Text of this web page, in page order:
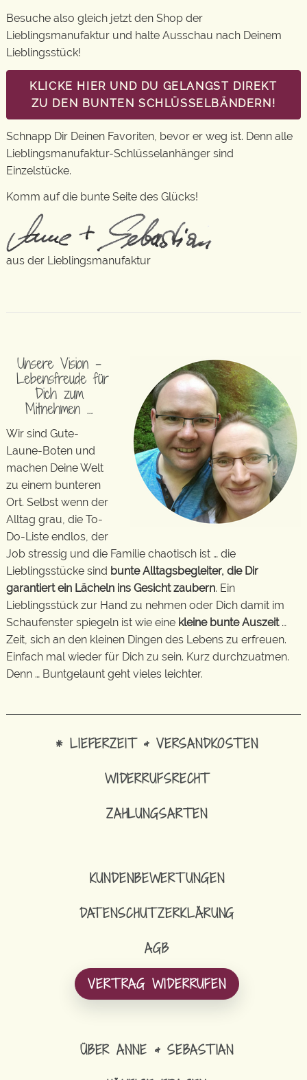
Besuche also gleich jetzt den Shop der
Lieblingsmanufaktur und halte Ausschau nach Deinem
Lieblingsstück!
KLICKE HIER UND DU GELANGST DIREKT
ZU DEN BUNTEN SCHLÜSSELBÄNDERN!
Schnapp Dir Deinen Favoriten, bevor er weg ist. Denn alle
Lieblingsmanufaktur-Schlüsselanhänger sind
Einzelstücke.
Komm auf die bunte Seite des Glücks!
aus der Lieblingsmanufaktur
Unsere Vision –
Lebensfreude für
Dich zum
Mitnehmen …
Wir sind Gute-
Laune-Boten und
machen Deine Welt
zu einem bunteren
Ort. Selbst wenn der
Alltag grau, die To-
Do-Liste endlos, der
Job stressig und die Familie chaotisch ist … die
Lieblingsstücke sind bunte Alltagsbegleiter, die Dir
garantiert ein Lächeln ins Gesicht zaubern. Ein
Lieblingsstück zur Hand zu nehmen oder Dich damit im
Schaufenster spiegeln ist wie eine kleine bunte Auszeit…
Zeit, sich an den kleinen Dingen des Lebens zu erfreuen.
Einfach mal wieder für Dich zu sein. Kurz durchzuatmen.
Denn … Buntgelaunt geht vieles leichter.
* LIEFERZEIT & VERSANDKOSTEN
WIDERRUFSRECHT
ZAHLUNGSARTEN
KUNDENBEWERTUNGEN
DATENSCHUTZERKLÄRUNG
AGB
VERTRAG WIDERRUFEN
ÜBER ANNE & SEBASTIAN